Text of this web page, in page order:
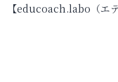
【educoach.labo（エ